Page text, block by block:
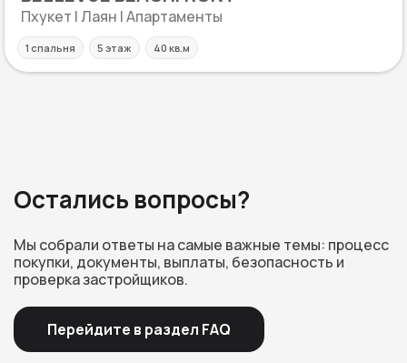
Пхукет | Лаян | Апартаменты
1 спальня 5 этаж 40 кв.м
Остались вопросы?
Мы собрали ответы на самые важные темы: процесс
покупки, документы, выплаты, безопасность и
проверка застройщиков.
Перейдите в раздел FAQ